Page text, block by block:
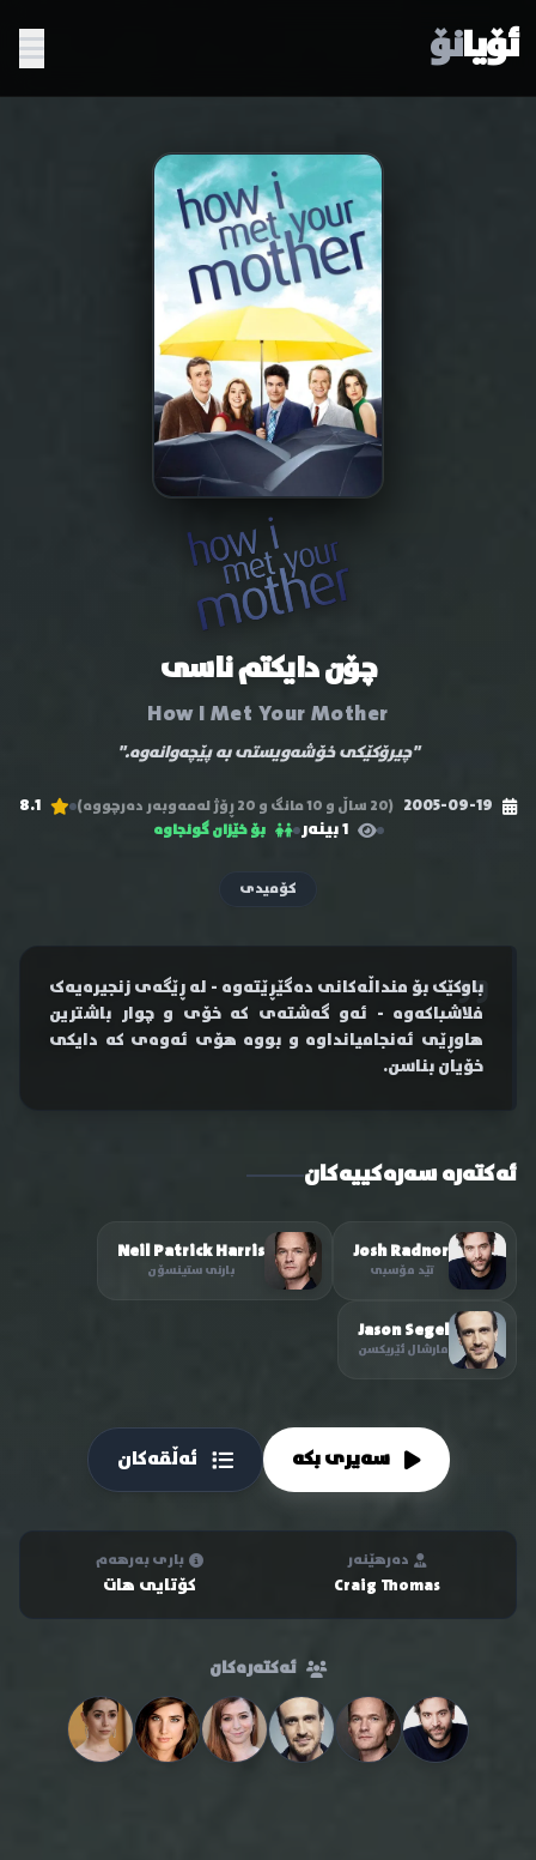
ئۆیانۆ
چۆن دایکتم ناسی
How I Met Your Mother
"چیرۆکێکی خۆشەویستی بە پێچەوانەوە."
2005-09-19 (20 ساڵ و 10 مانگ و 20 ڕۆژ لەمەوبەر دەرچووە)
8.1
1 بینەر
بۆ خێزان گونجاوە
کۆمیدی
باوکێک بۆ منداڵەکانی دەگێڕێتەوە - لە ڕێگەی زنجیرەیەک
فلاشباکەوە - ئەو گەشتەی کە خۆی و چوار باشترین
هاوڕێی ئەنجامیانداوە و بووە هۆی ئەوەی کە دایکی
خۆیان بناسن.
ئەکتەرە سەرەکییەکان
Josh Radnor
تێد مۆسبی
Neil Patrick Harris
بارنی ستینسۆن
Jason Segel
مارشال ئێریکسن
سەیری بکە ئەڵقەکان
دەرهێنەر
Craig Thomas
باری بەرهەم
کۆتایی هات
ئەکتەرەکان